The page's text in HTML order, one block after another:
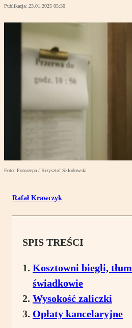
Publikacja: 23.01.2025 05:30
Foto: Fotorzepa / Krzysztof Skłodowski
Rafał Krawczyk
SPIS TREŚCI
Kosztowni biegli,
świadkowie
Wysokość zaliczki
Opłaty kancelaryjne